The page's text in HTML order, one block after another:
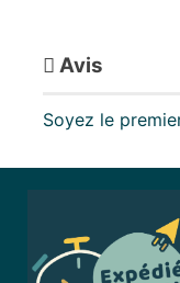
Avis
Soyez le